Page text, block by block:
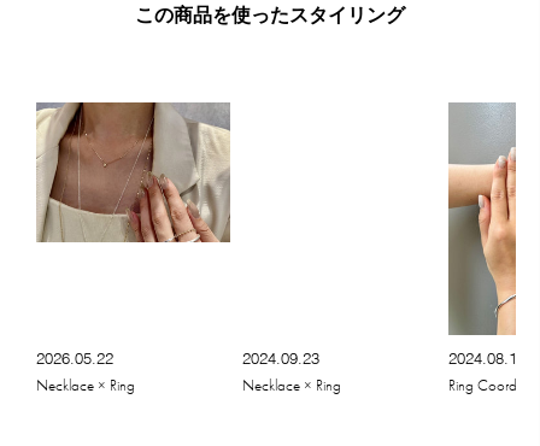
この商品を使ったスタイリング
2026.05.22
Necklace × Ring
2024.09.23
Necklace × Ring
2024.08.16
Ring